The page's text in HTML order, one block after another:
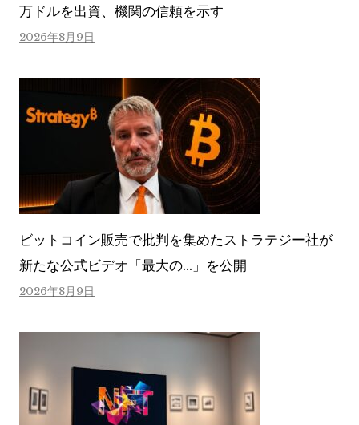
万ドルを出資、機関の信頼を示す
2026年8月9日
ビットコイン販売で批判を集めたストラテジー社が
新たな公式ビデオ「最大の…」を公開
2026年8月9日